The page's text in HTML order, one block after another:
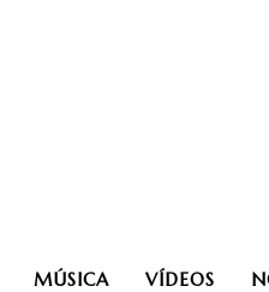
MÚSICA VÍDEOS